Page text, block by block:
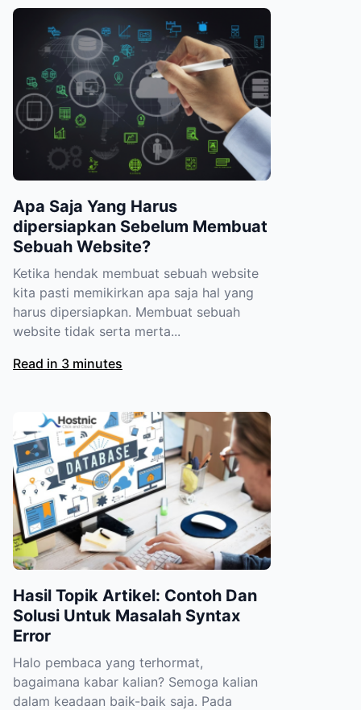
Apa Saja Yang Harus
dipersiapkan Sebelum Membuat
Sebuah Website?
Ketika hendak membuat sebuah website
kita pasti memikirkan apa saja hal yang
harus dipersiapkan. Membuat sebuah
website tidak serta merta...
Read in 3 minutes
Hasil Topik Artikel: Contoh Dan
Solusi Untuk Masalah Syntax
Error
Halo pembaca yang terhormat,
bagaimana kabar kalian? Semoga kalian
dalam keadaan baik-baik saja. Pada